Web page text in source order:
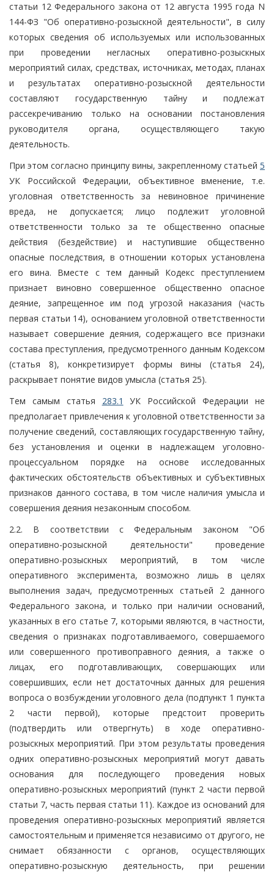
статьи 12 Федерального закона от 12 августа 1995 года N
144-ФЗ "Об оперативно-розыскной деятельности", в силу
которых сведения об используемых или использованных
при проведении негласных оперативно-розыскных
мероприятий силах, средствах, источниках, методах, планах
и результатах оперативно-розыскной деятельности
составляют государственную тайну и подлежат
рассекречиванию только на основании постановления
руководителя органа, осуществляющего такую
деятельность.
При этом согласно принципу вины, закрепленному статьей 5
УК Российской Федерации, объективное вменение, т.е.
уголовная ответственность за невиновное причинение
вреда, не допускается; лицо подлежит уголовной
ответственности только за те общественно опасные
действия (бездействие) и наступившие общественно
опасные последствия, в отношении которых установлена
его вина. Вместе с тем данный Кодекс преступлением
признает виновно совершенное общественно опасное
деяние, запрещенное им под угрозой наказания (часть
первая статьи 14), основанием уголовной ответственности
называет совершение деяния, содержащего все признаки
состава преступления, предусмотренного данным Кодексом
(статья 8), конкретизирует формы вины (статья 24),
раскрывает понятие видов умысла (статья 25).
Тем самым статья 283.1
УК Российской Федерации не
предполагает привлечения к уголовной ответственности за
получение сведений, составляющих государственную тайну,
без установления и оценки в надлежащем уголовно-
процессуальном порядке на основе исследованных
фактических обстоятельств объективных и субъективных
признаков данного состава, в том числе наличия умысла и
совершения деяния незаконным способом.
2.2. В соответствии с Федеральным законом "Об
оперативно-розыскной деятельности" проведение
оперативно-розыскных мероприятий, в том числе
оперативного эксперимента, возможно лишь в целях
выполнения задач, предусмотренных статьей 2 данного
Федерального закона, и только при наличии оснований,
указанных в его статье 7, которыми являются, в частности,
сведения о признаках подготавливаемого, совершаемого
или совершенного противоправного деяния, а также о
лицах, его подготавливающих, совершающих или
совершивших, если нет достаточных данных для решения
вопроса о возбуждении уголовного дела (подпункт 1 пункта
2 части первой), которые предстоит проверить
(подтвердить или отвергнуть) в ходе оперативно-
розыскных мероприятий. При этом результаты проведения
одних оперативно-розыскных мероприятий могут давать
основания для последующего проведения новых
оперативно-розыскных мероприятий (пункт 2 части первой
статьи 7, часть первая статьи 11). Каждое из оснований для
проведения оперативно-розыскных мероприятий является
самостоятельным и применяется независимо от другого, не
снимает обязанности с органов, осуществляющих
оперативно-розыскную деятельность, при решении